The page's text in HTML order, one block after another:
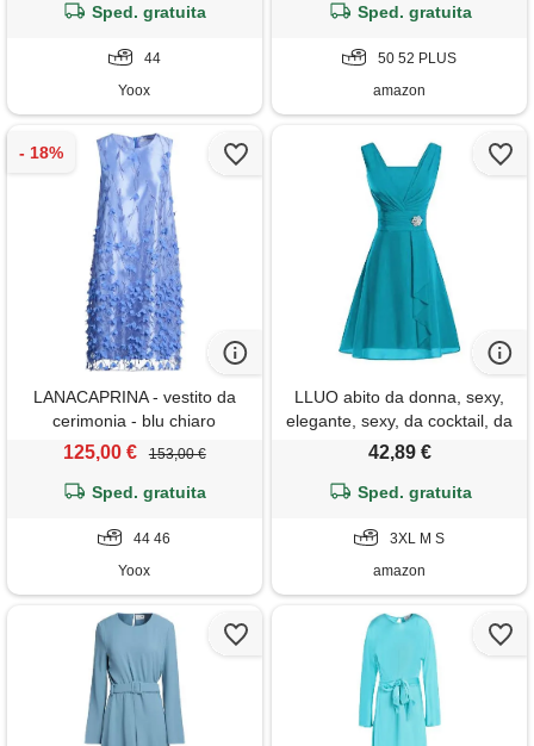
Sped. gratuita
44
Yoox
sera party maxi abito ah171,
Sped. gratuita
50 52 PLUS
amazon
LANACAPRINA - vestito da
cerimonia - blu chiaro
125,00 € 153,00 €
Sped. gratuita
44 46
Yoox
LLUO abito da donna, sexy,
elegante, sexy, da cocktail, da
sera, da sera, in chiffon,
d'onore, estivo, per
blu, xxxl
42,89 €
Sped. gratuita
3XL M S
amazon